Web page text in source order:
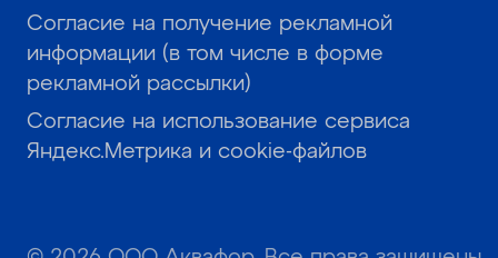
Согласие на получение рекламной
информации (в том числе в форме
рекламной рассылки)
Согласие на использование сервиса
Яндекс.Метрика и cookie-файлов